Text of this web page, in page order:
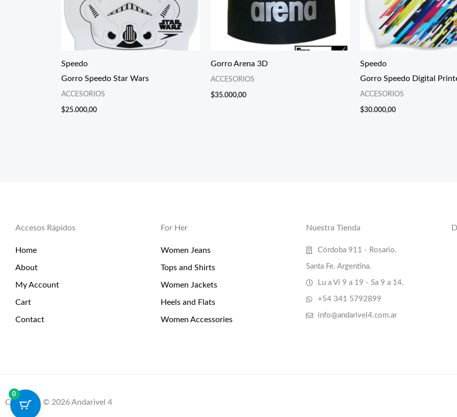
Speedo
Gorro Speedo Star Wars
ACCESORIOS
$25.000,00
Gorro Arena 3D
ACCESORIOS
$35.000,00
Speedo
Gorro Speedo Digital
ACCESORIOS
$30.000,00
Accesos Rápidos
Home
About
My Account
Cart
Contact
For Her
Women Jeans
Tops and Shirts
Women Jackets
Heels and Flats
Women Accessories
Nuestra Tienda
Córdoba 911 - Rosario.
Santa Fe. Argentina.
Lu a Vi 9 a 19 - Sa 9 a 14.
+54 341 5792899
info@andarivel4.com.ar
Copyright © 2026 Andarivel 4
0